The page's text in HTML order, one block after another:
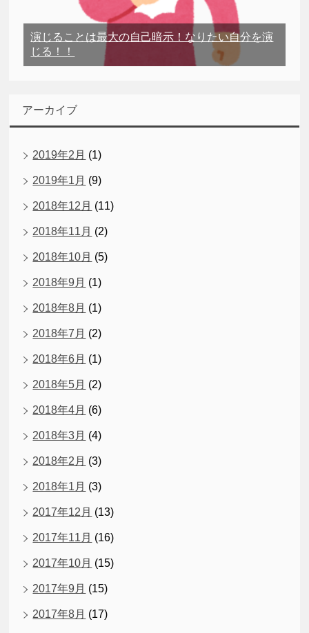
演じることは最大の自己暗示！なりたい自分を演
じる！！
アーカイブ
2019年2月 (1)
2019年1月 (9)
2018年12月 (11)
2018年11月 (2)
2018年10月 (5)
2018年9月 (1)
2018年8月 (1)
2018年7月 (2)
2018年6月 (1)
2018年5月 (2)
2018年4月 (6)
2018年3月 (4)
2018年2月 (3)
2018年1月 (3)
2017年12月 (13)
2017年11月 (16)
2017年10月 (15)
2017年9月 (15)
2017年8月 (17)